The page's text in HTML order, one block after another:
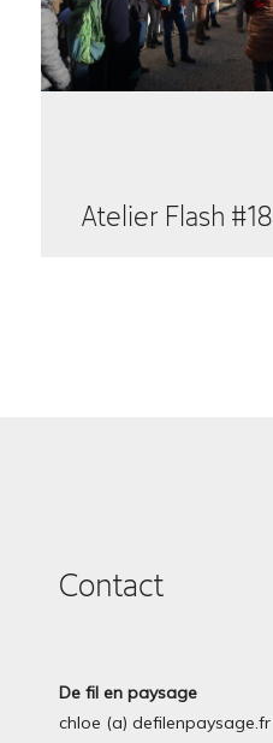
Atelier Flash #18
Contact
De fil en paysage
chloe (a) defilenpaysage.fr